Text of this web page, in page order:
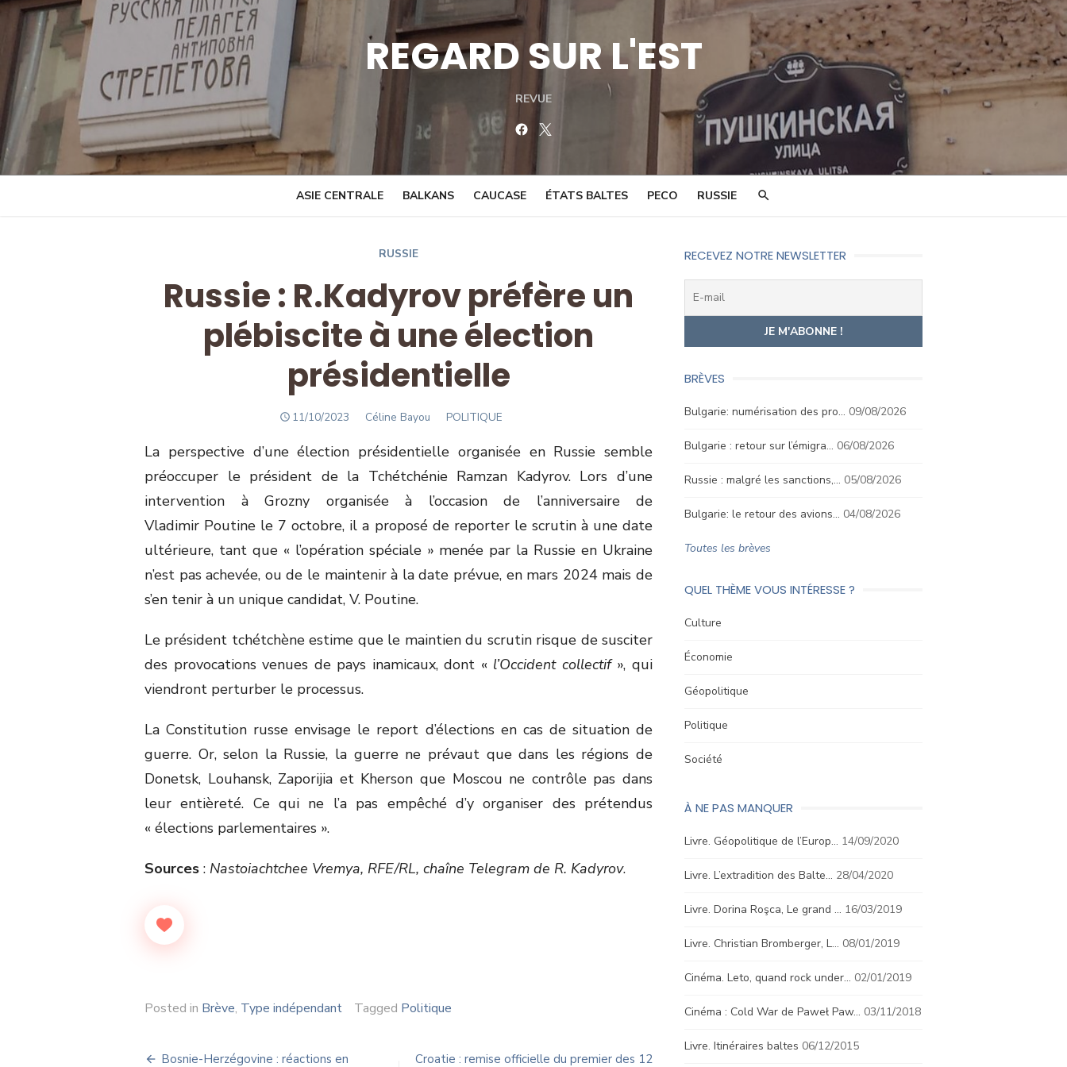
Skip
content
REGARD SUR L'EST
REVUE
Facebook
ASIE CENTRALE BALKANS CAUCASE ÉTATS BALTES PECO RUSSIE
RUSSIE
Russie : R.Kadyrov préfère un
plébiscite à une élection
présidentielle
POSTED
11/10/2023 Author
Céline Bayou POLITIQUE
La perspective d’une élection présidentielle organisée en Russie semble
préoccuper le président de la Tchétchénie Ramzan Kadyrov. Lors d’une
intervention à Grozny organisée à l’occasion de l’anniversaire de
Vladimir Poutine le 7 octobre, il a proposé de reporter le scrutin à une date
ultérieure, tant que « l’opération spéciale » menée par la Russie en Ukraine
n’est pas achevée, ou de le maintenir à la date prévue, en mars 2024 mais de
s’en tenir à un unique candidat, V. Poutine.
Le président tchétchène estime que le maintien du scrutin risque de susciter
des provocations venues de pays inamicaux, dont « l’Occident collectif», qui
viendront perturber le processus.
La Constitution russe envisage le report d’élections en cas de situation de
guerre. Or, selon la Russie, la guerre ne prévaut que dans les régions de
Donetsk, Louhansk, Zaporijia et Kherson que Moscou ne contrôle pas dans
leur entièreté. Ce qui ne l’a pas empêché d’y organiser des prétendus
« élections parlementaires ».
Sources : Nastoiachtchee Vremya, RFE/RL, chaîne Telegram de R. Kadyrov.
Posted in Brève, Type indépendant Tagged Politique
Navigation
Bosnie-Herzégovine : réactions en Croatie : remise officielle du premier des 12
RECEVEZ NOTRE NEWSLETTER
BRÈVES
Bulgarie: numérisation des pro… 09/08/2026
Bulgarie : retour sur l’émigra… 06/08/2026
Russie : malgré les sanctions,… 05/08/2026
Bulgarie: le retour des avions… 04/08/2026
Toutes les brèves
QUEL THÈME VOUS INTÉRESSE ?
Culture
Économie
Géopolitique
Politique
Société
À NE PAS MANQUER
Livre. Géopolitique de l’Europ… 14/09/2020
Livre. L’extradition des Balte… 28/04/2020
Livre. Dorina Roşca, Le grand … 16/03/2019
Livre. Christian Bromberger, L… 08/01/2019
Cinéma. Leto, quand rock under… 02/01/2019
Cinéma : Cold War de Paweł Paw… 03/11/2018
Livre. Itinéraires baltes 06/12/2015